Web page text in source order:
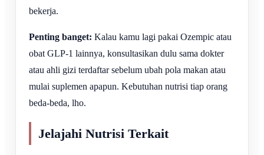
bekerja.
Penting banget: Kalau kamu lagi pakai Ozempic atau
obat GLP-1 lainnya, konsultasikan dulu sama dokter
atau ahli gizi terdaftar sebelum ubah pola makan atau
mulai suplemen apapun. Kebutuhan nutrisi tiap orang
beda-beda, lho.
Jelajahi Nutrisi Terkait